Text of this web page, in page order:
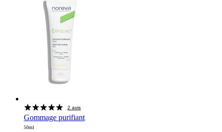
2 avis
Gommage purifiant
50ml